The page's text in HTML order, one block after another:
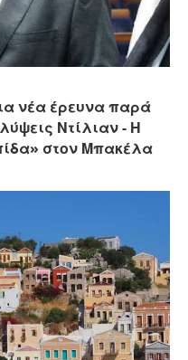
νέα έρευνα παρά
Ντίλιαν - Η
στον Μπακέλα